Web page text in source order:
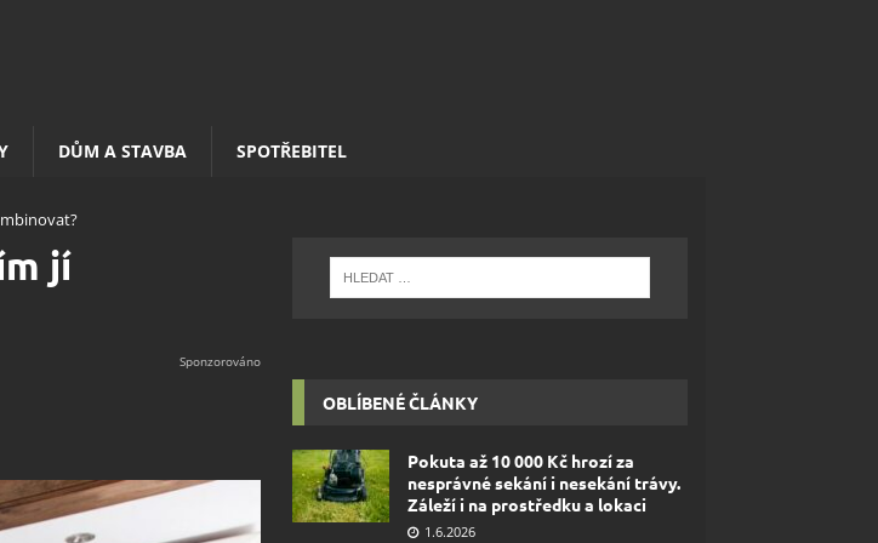
DŮM A STAVBA SPOTŘEBITEL
jí
OBLÍBENÉ ČLÁNKY
Pokuta až 10 000 Kč hrozí za
nesprávné sekání i nesekání trávy.
Záleží i na prostředku a lokaci
1.6.2026